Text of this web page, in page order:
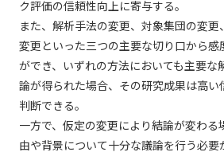
ク評価の信頼性向上に寄与する。
また、解析手法の変更、対象集団の変
変更といった三つの主要な切り口から感
ができ、いずれの方法においても主要な
論が得られた場合、その研究成果は高い
判断できる。
一方で、仮定の変更により結論が変わる
由や背景について十分な議論を行う必